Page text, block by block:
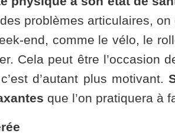
problèmes articulaires,
end, comme le vélo, le
Cela peut être l’occasion
d’autant plus motivant.
que l’on pratiquera à